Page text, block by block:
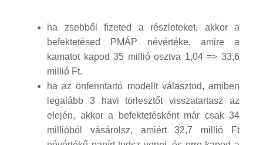
ha zsebből fizeted a részleteket, akkor a
befektetésed PMÁP névértéke, amire a
kamatot kapod 35 millió osztva 1,04 => 33,6
millió Ft.
ha az önfenntartó modellt választod, amiben
legalább 3 havi törlesztőt visszatartasz az
elején, akkor a befektetésként már csak 34
millióból vásárolsz, amiért 32,7 millió Ft